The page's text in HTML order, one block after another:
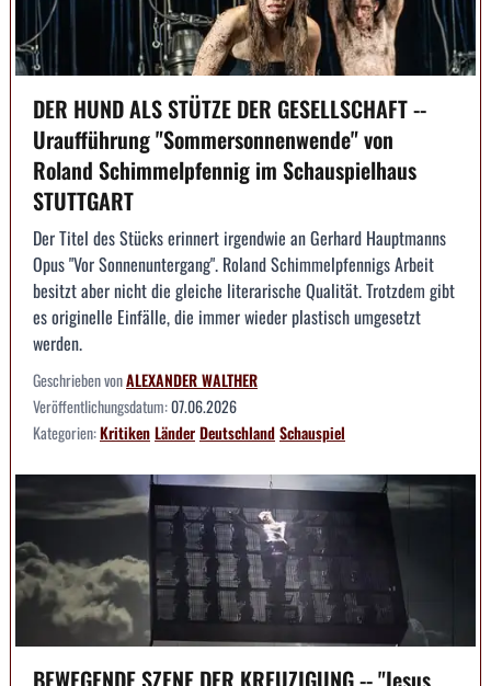
DER HUND ALS STÜTZE DER GESELLSCHAFT --
Uraufführung "Sommersonnenwende" von
Roland Schimmelpfennig im Schauspielhaus
STUTTGART
Der Titel des Stücks erinnert irgendwie an Gerhard Hauptmanns
Opus "Vor Sonnenuntergang". Roland Schimmelpfennigs Arbeit
besitzt aber nicht die gleiche literarische Qualität. Trotzdem gibt
es originelle Einfälle, die immer wieder plastisch umgesetzt
werden.
Geschrieben vonALEXANDER WALTHER
Veröffentlichungsdatum:07.06.2026
Kategorien:KritikenLänderDeutschlandSchauspiel